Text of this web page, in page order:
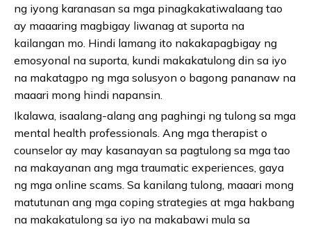
ng iyong karanasan sa mga pinagkakatiwalaang tao
ay maaaring magbigay liwanag at suporta na
kailangan mo. Hindi lamang ito nakakapagbigay ng
emosyonal na suporta, kundi makakatulong din sa iyo
na makatagpo ng mga solusyon o bagong pananaw na
maaari mong hindi napansin.
Ikalawa, isaalang-alang ang paghingi ng tulong sa mga
mental health professionals. Ang mga therapist o
counselor ay may kasanayan sa pagtulong sa mga tao
na makayanan ang mga traumatic experiences, gaya
ng mga online scams. Sa kanilang tulong, maaari mong
matutunan ang mga coping strategies at mga hakbang
na makakatulong sa iyo na makabawi mula sa